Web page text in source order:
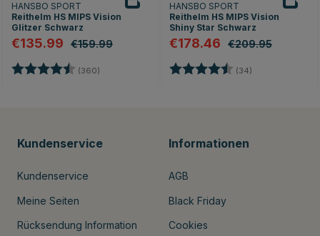
HANSBO SPORT
Reithelm HS MIPS Vision
Glitzer Schwarz
€135.99 €159.99
Bewertung: (360) 4.7 von 5 Sternen
HANSBO SPORT
Reithelm HS MIPS Vision
Shiny Star Schwarz
€178.46 €209.95
Bewertung: (34)
Kundenservice
Kundenservice
Meine Seiten
Rücksendung Information
Informationen
AGB
Black Friday
Cookies